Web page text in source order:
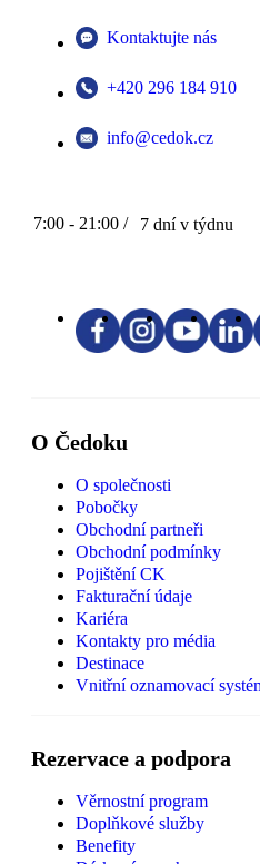
Kontaktujte nás
+420 296 184 910
info@cedok.cz
7:00 - 21:00 / 7 dní v týdnu
O Čedoku
O společnosti
Pobočky
Obchodní partneři
Obchodní podmínky
Pojištění CK
Fakturační údaje
Kariéra
Kontakty pro média
Destinace
Vnitřní oznamovací
Rezervace a podpora
Věrnostní program
Doplňkové služby
Benefity